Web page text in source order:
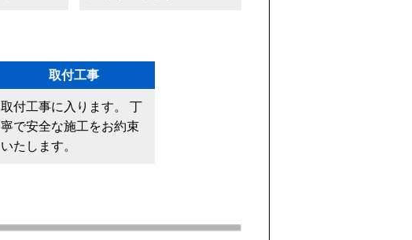
取付工事
取付工事に入ります。 丁
寧で安全な施工をお約束
いたします。